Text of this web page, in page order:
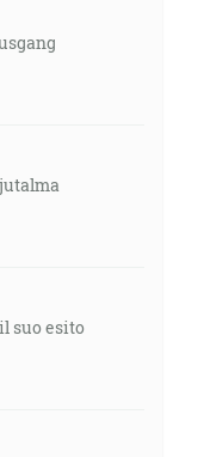
suo esito